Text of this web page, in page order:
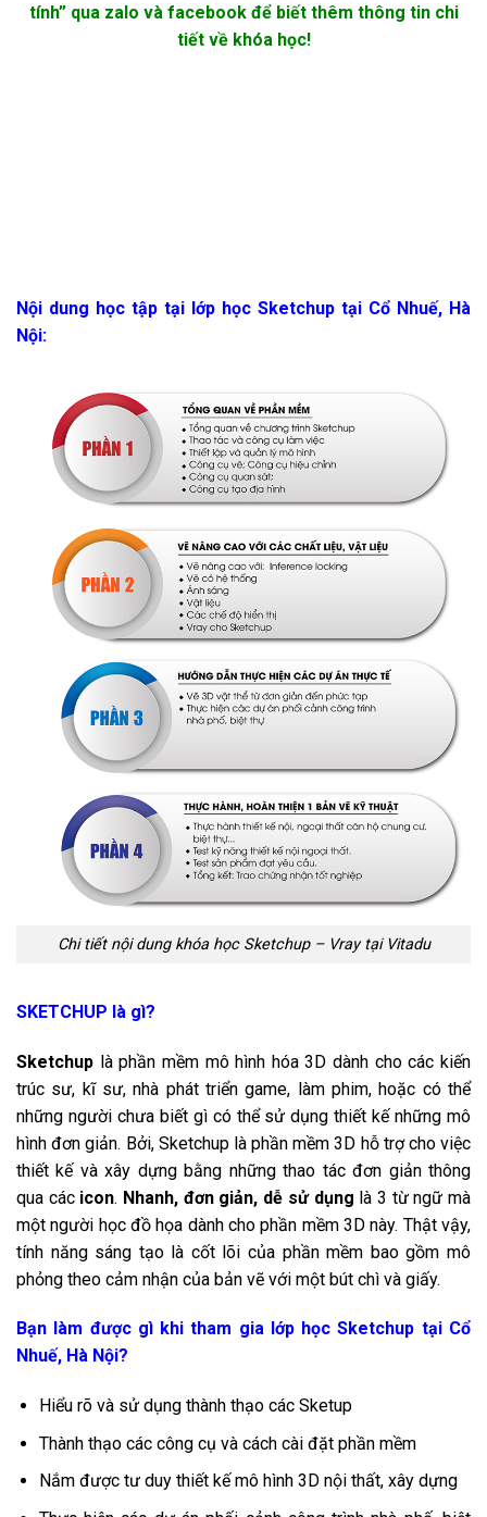
tính” qua zalo và facebook để biết thêm thông tin chi
tiết về khóa học!
Nội dung học tập tại lớp học Sketchup tại Cổ Nhuế, Hà
Nội:
Chi tiết nội dung khóa học Sketchup – Vray tại Vitadu
SKETCHUP là gì?
Sketchup là phần mềm mô hình hóa 3D dành cho các kiến
trúc sư, kĩ sư, nhà phát triển game, làm phim, hoặc có thể
những người chưa biết gì có thể sử dụng thiết kế những mô
hình đơn giản. Bởi, Sketchup là phần mềm 3D hỗ trợ cho việc
thiết kế và xây dựng bằng những thao tác đơn giản thông
qua các icon. Nhanh, đơn giản, dễ sử dụng là 3 từ ngữ mà
một người học đồ họa dành cho phần mềm 3D này. Thật vậy,
tính năng sáng tạo là cốt lõi của phần mềm bao gồm mô
phỏng theo cảm nhận của bản vẽ với một bút chì và giấy.
Bạn làm được gì khi tham gia lớp học Sketchup tại Cổ
Nhuế, Hà Nội?
Hiểu rõ và sử dụng thành thạo các Sketup
Thành thạo các công cụ và cách cài đặt phần mềm
Nắm được tư duy thiết kế mô hình 3D nội thất, xây dựng